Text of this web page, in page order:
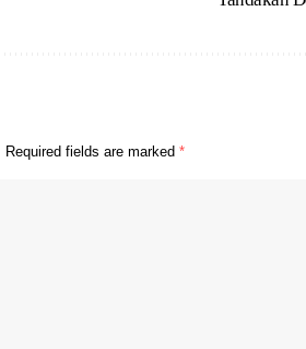
Required fields are marked *